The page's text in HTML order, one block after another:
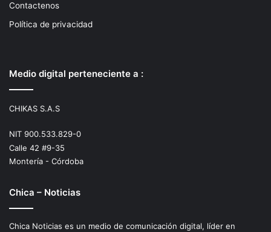
Contactenos
Política de privacidad
Medio digital perteneciente a :
CHIKAS S.A.S
NIT 900.533.829-0
Calle 42 #9-35
Montería - Córdoba
Chica – Noticias
Chica Noticias es un medio de comunicación digital, líder en